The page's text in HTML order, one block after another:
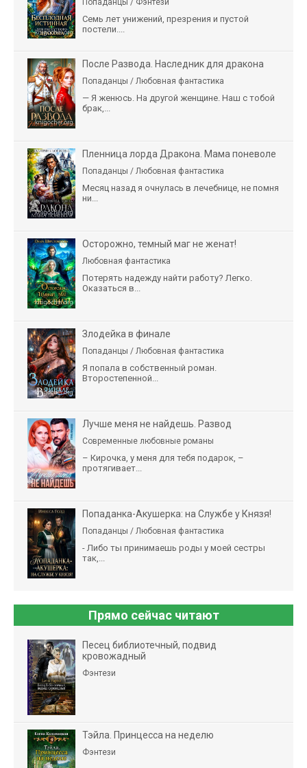
Попаданцы / Фэнтези
Семь лет унижений, презрения и пустой
постели....
После Развода. Наследник для дракона
Попаданцы / Любовная фантастика
— Я женюсь. На другой женщине. Наш с тобой
брак,...
Пленница лорда Дракона. Мама поневоле
Попаданцы / Любовная фантастика
Месяц назад я очнулась в лечебнице, не помня
ни...
Осторожно, темный маг не женат!
Любовная фантастика
Потерять надежду найти работу? Легко.
Оказаться в...
Злодейка в финале
Попаданцы / Любовная фантастика
Я попала в собственный роман.
Второстепенной...
Лучше меня не найдешь. Развод
Современные любовные романы
– Кирочка, у меня для тебя подарок, –
протягивает...
Попаданка-Акушерка: на Службе у Князя!
Попаданцы / Любовная фантастика
- Либо ты принимаешь роды у моей сестры
так,...
Прямо сейчас читают
Песец библиотечный, подвид
кровожадный
Фэнтези
Тэйла. Принцесса на неделю
Фэнтези